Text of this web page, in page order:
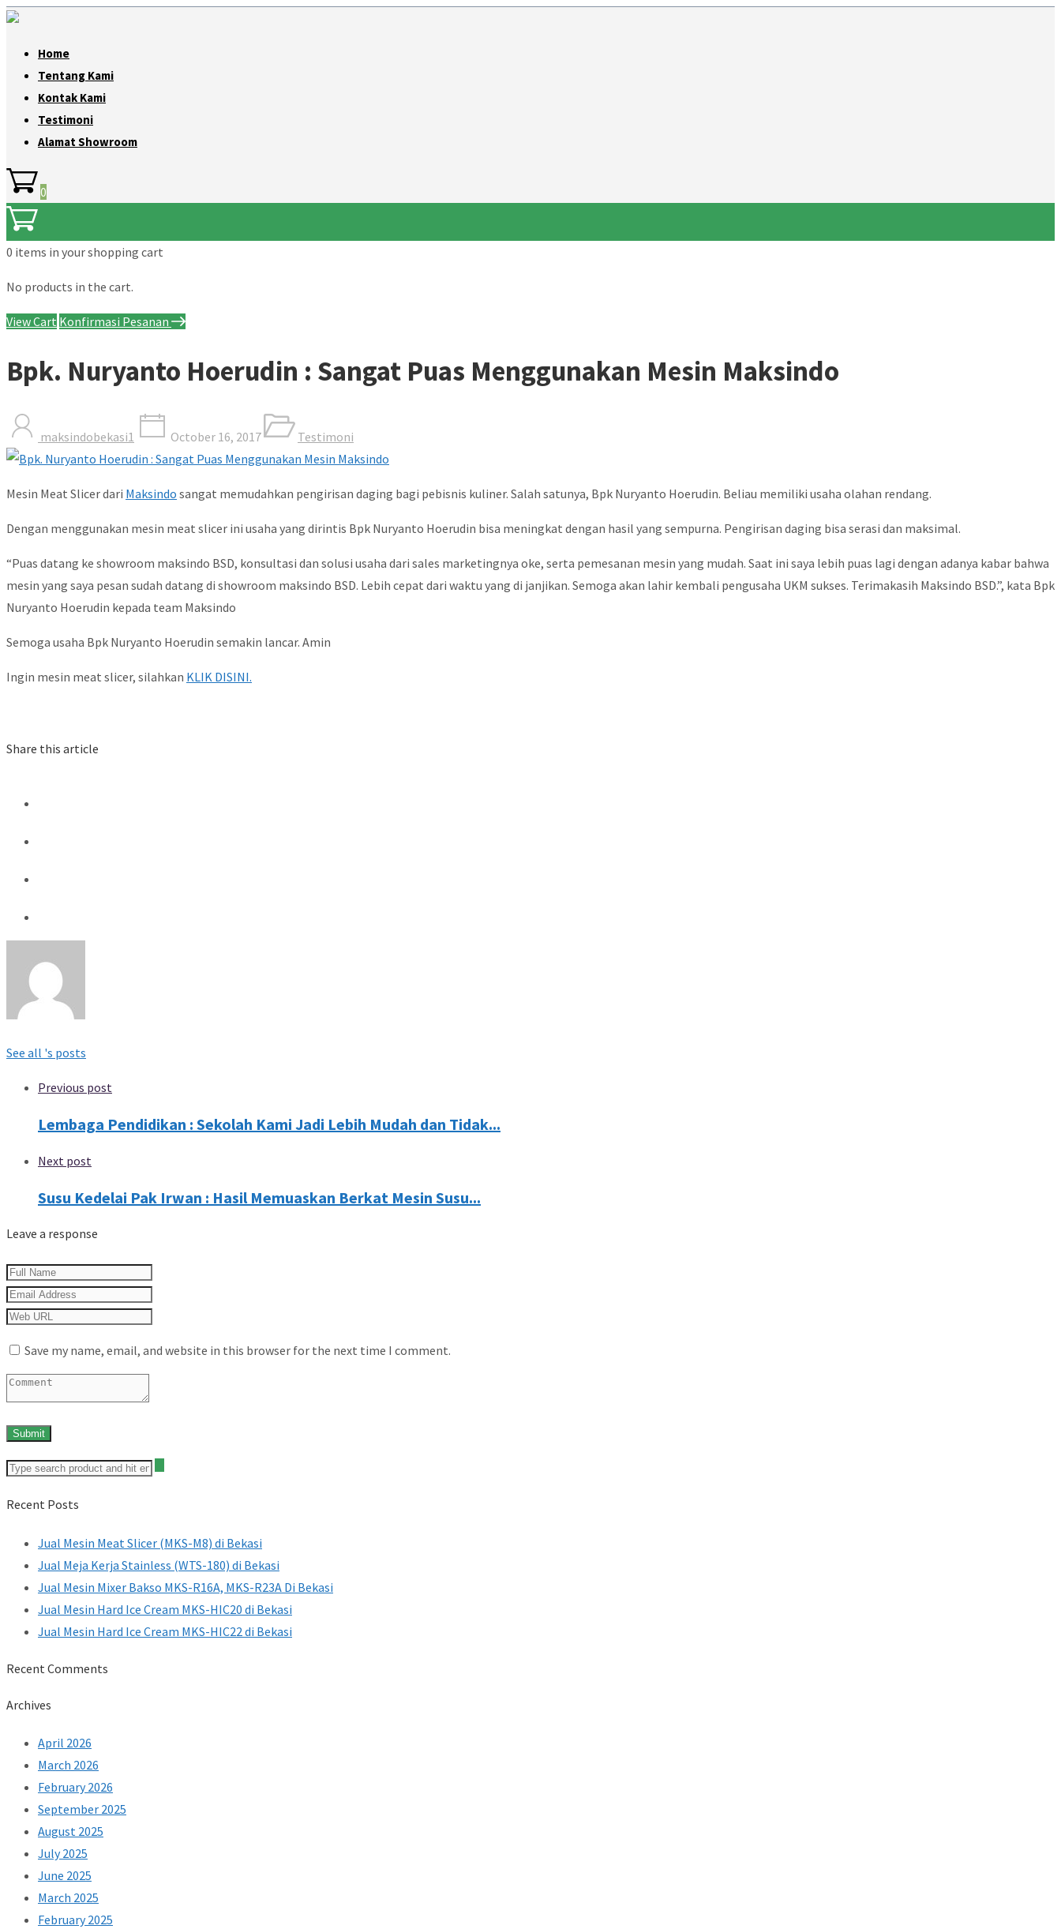
Home
Tentang Kami
Kontak Kami
Testimoni
Alamat Showroom
0
0 items in your shopping cart
No products in the cart.
View Cart Konfirmasi Pesanan
Bpk. Nuryanto Hoerudin : Sangat Puas Menggunakan Mesin Maksindo
maksindobekasi1 October 16, 2017 Testimoni
Mesin Meat Slicer dari Maksindo sangat memudahkan pengirisan daging bagi pebisnis kuliner. Salah satunya, Bpk Nuryanto Hoerudin. Beliau memiliki usaha olahan rendang.
Dengan menggunakan mesin meat slicer ini usaha yang dirintis Bpk Nuryanto Hoerudin bisa meningkat dengan hasil yang sempurna. Pengirisan daging bisa serasi dan maksimal.
“Puas datang ke showroom maksindo BSD, konsultasi dan solusi usaha dari sales marketingnya oke, serta pemesanan mesin yang mudah. Saat ini saya lebih puas lagi dengan adanya kabar bahwa
mesin yang saya pesan sudah datang di showroom maksindo BSD. Lebih cepat dari waktu yang di janjikan. Semoga akan lahir kembali pengusaha UKM sukses. Terimakasih Maksindo BSD.”, kata Bpk
Nuryanto Hoerudin kepada team Maksindo
Semoga usaha Bpk Nuryanto Hoerudin semakin lancar. Amin
Ingin mesin meat slicer, silahkan KLIK DISINI.
Share this article
See all 's posts
Previous post
Lembaga Pendidikan : Sekolah Kami Jadi Lebih Mudah dan Tidak...
Next post
Susu Kedelai Pak Irwan : Hasil Memuaskan Berkat Mesin Susu...
Leave a response
Save my name, email, and website in this browser for the next time I comment.
Recent Posts
Jual Mesin Meat Slicer (MKS-M8) di Bekasi
Jual Meja Kerja Stainless (WTS-180) di Bekasi
Jual Mesin Mixer Bakso MKS-R16A, MKS-R23A Di Bekasi
Jual Mesin Hard Ice Cream MKS-HIC20 di Bekasi
Jual Mesin Hard Ice Cream MKS-HIC22 di Bekasi
Recent Comments
Archives
April 2026
March 2026
February 2026
September 2025
August 2025
July 2025
June 2025
March 2025
February 2025